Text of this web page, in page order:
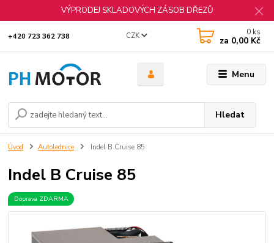
VÝPRODEJ SKLADOVÝCH ZÁSOB DŘEZŮ
Menu
CZK
Hledat
+420 723 362 738 0 ks
za 0,00 Kč
Úvod Autolednice Indel B Cruise 85
Indel B Cruise 85
Doprava ZDARMA